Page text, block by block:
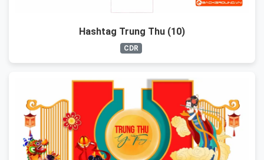
Hashtag Trung Thu (10)
CDR